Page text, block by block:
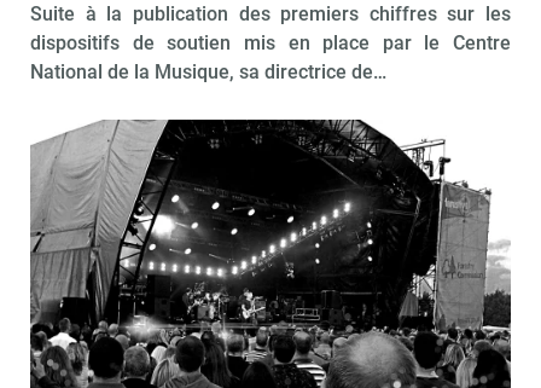
Suite à la publication des premiers chiffres sur les
dispositifs de soutien mis en place par le Centre
National de la Musique, sa directrice de…